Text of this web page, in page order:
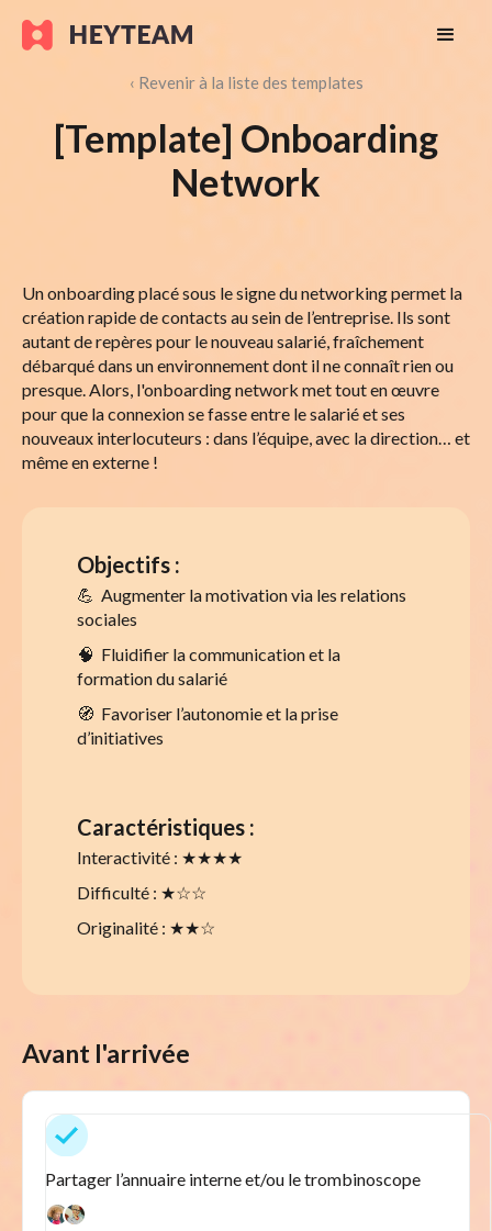
‹ Revenir à la liste des templates
[Template] Onboarding
Network
Un onboarding placé sous le signe du networking permet la
création rapide de contacts au sein de l’entreprise. Ils sont
autant de repères pour le nouveau salarié, fraîchement
débarqué dans un environnement dont il ne connaît rien ou
presque. Alors, l'onboarding network met tout en œuvre
pour que la connexion se fasse entre le salarié et ses
nouveaux interlocuteurs : dans l’équipe, avec la direction… et
même en externe !
Objectifs :
💪 Augmenter la motivation via les relations
sociales
🧠 Fluidifier la communication et la
formation du salarié
🧭 Favoriser l’autonomie et la prise
d’initiatives
Caractéristiques :
Interactivité : ★★★★
Difficulté : ★☆☆
Originalité : ★★☆
Avant l'arrivée
Partager l’annuaire interne et/ou le trombinoscope